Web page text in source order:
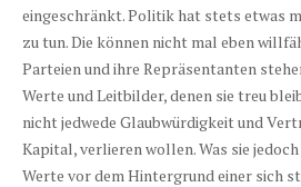
eingeschränkt. Politik hat stets etwas
zu tun. Die können nicht mal eben
Parteien und ihre Repräsentanten
Werte und Leitbilder, denen sie treu
nicht jedwede Glaubwürdigkeit und
Kapital, verlieren wollen. Was sie
Werte vor dem Hintergrund einer sich